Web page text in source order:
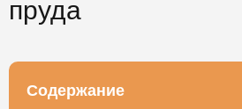
пруда
Содержание